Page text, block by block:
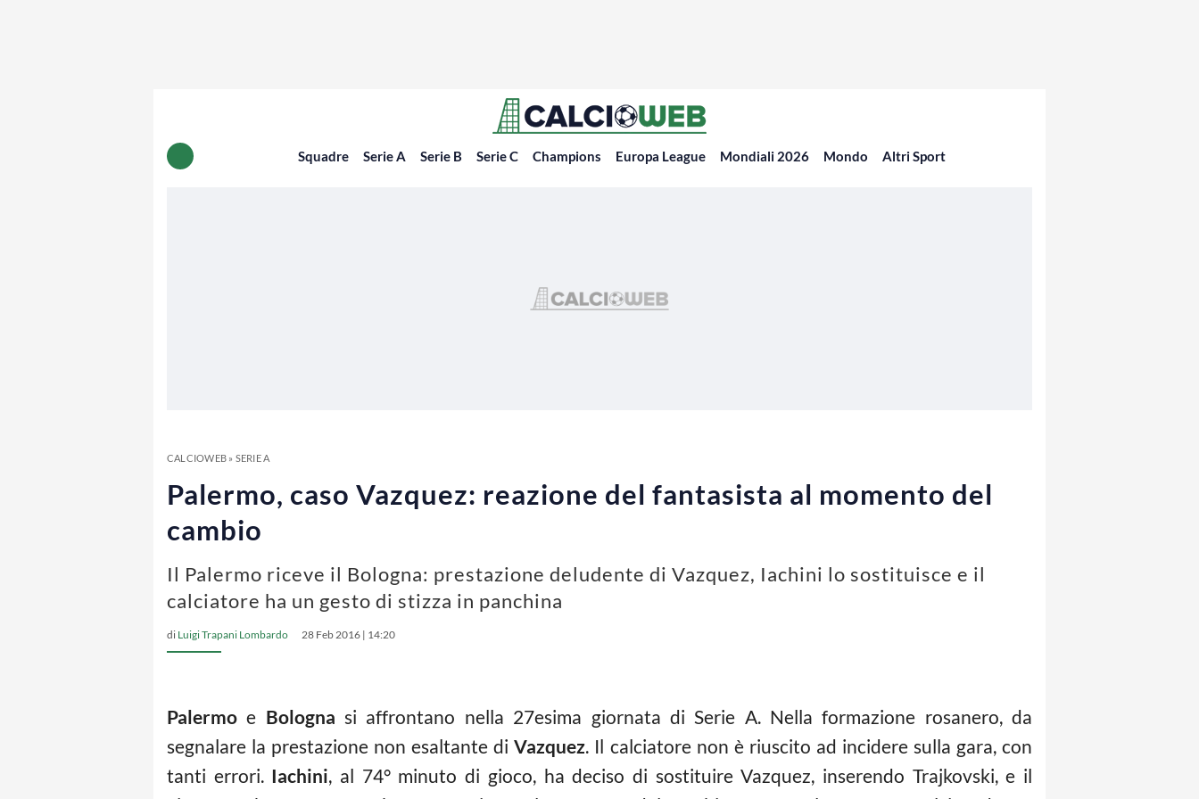
Squadre Serie A Serie B Serie C Champions Europa League Mondiali 2026 Mondo Altri Sport
CALCIOWEB» SERIE A
Palermo, caso Vazquez: reazione del fantasista al momento del
cambio
Il Palermo riceve il Bologna: prestazione deludente di Vazquez, Iachini lo sostituisce e il
calciatore ha un gesto di stizza in panchina
di Luigi Trapani Lombardo 28 Feb 2016 | 14:20
Palermo e Bologna si affrontano nella 27esima giornata di Serie A. Nella formazione rosanero, da
segnalare la prestazione non esaltante diVazquez. Il calciatore non è riuscito ad incidere sulla gara, con
tanti errori. Iachini, al 74° minuto di gioco, ha deciso di sostituire Vazquez, inserendo Trajkovski, e il